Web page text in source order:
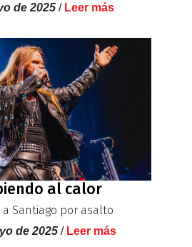
de 2025 / Leer más
al calor
Santiago por asalto
de 2025 / Leer más